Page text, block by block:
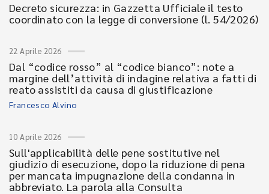
Decreto sicurezza: in Gazzetta Ufficiale il testo
coordinato con la legge di conversione (l. 54/2026)
22 Aprile 2026
Dal “codice rosso” al “codice bianco”: note a
margine dell’attività di indagine relativa a fatti di
reato assistiti da causa di giustificazione
Francesco Alvino
10 Aprile 2026
Sull'applicabilità delle pene sostitutive nel
giudizio di esecuzione, dopo la riduzione di pena
per mancata impugnazione della condanna in
abbreviato. La parola alla Consulta